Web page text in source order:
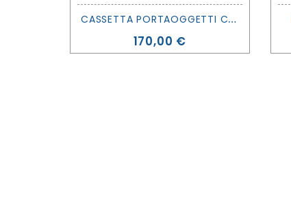
C
ASSETTA PORTAOGGETTI CON GANCI LEMON PIE - MUBA
Prezzo
170,00 €